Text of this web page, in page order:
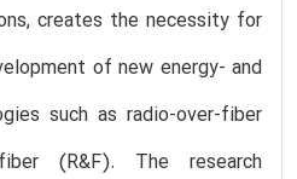
creates the necessity for
of new energy- and
such as radio-over-fiber
(R&F). The research